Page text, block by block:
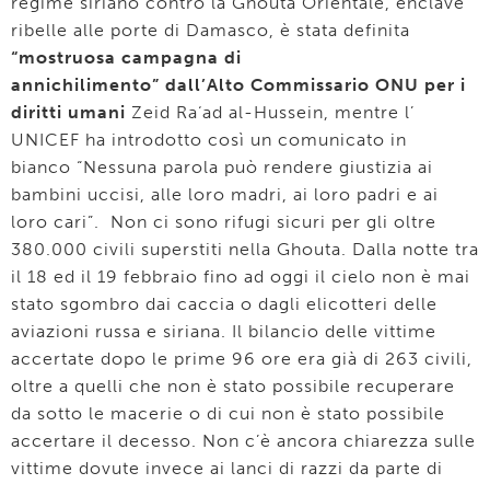
ribelle alle porte di Damasco, è stata definita
“mostruosa campagna di
annichilimento” dall’Alto Commissario ONU per i
diritti umani Zeid Ra‘ad al-Hussein, mentre l’
UNICEF ha introdotto così un comunicato in
bianco “Nessuna parola può rendere giustizia ai
bambini uccisi, alle loro madri, ai loro padri e ai
loro cari”. Non ci sono rifugi sicuri per gli oltre
380.000 civili superstiti nella Ghouta. Dalla notte tra
il 18 ed il 19 febbraio fino ad oggi il cielo non è mai
stato sgombro dai caccia o dagli elicotteri delle
aviazioni russa e siriana. Il bilancio delle vittime
accertate dopo le prime 96 ore era già di 263 civili,
oltre a quelli che non è stato possibile recuperare
da sotto le macerie o di cui non è stato possibile
accertare il decesso. Non c’è ancora chiarezza sulle
vittime dovute invece ai lanci di razzi da parte di